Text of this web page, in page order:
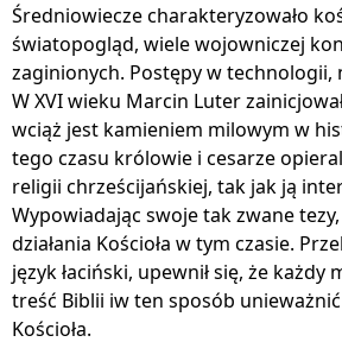
Średniowiecze charakteryzowało
światopogląd, wiele wojowniczej
zaginionych. Postępy w technologii,
W XVI wieku Marcin Luter
wciąż jest kamieniem milowym w
tego czasu królowie i cesarze
religii chrześcijańskiej, tak jak ją
Wypowiadając swoje tak zwane
działania Kościoła w tym czasie.
język łaciński, upewnił się, że każdy
treść Biblii iw ten sposób unieważnić
Kościoła.